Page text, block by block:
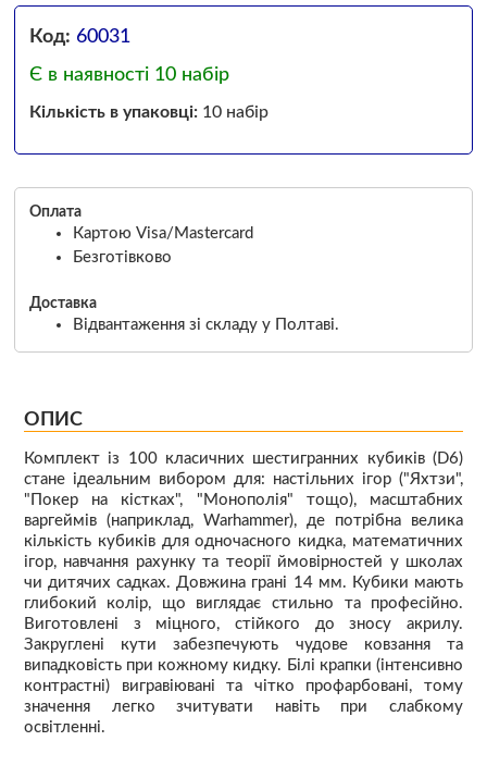
Код: 60031
Є в наявності 10 набір
Кількість в упаковці:10 набір
Оплата
Картою Visa/Mastercard
Безготівково
Доставка
Відвантаження зі складу у Полтаві.
ОПИС
Комплект із 100 класичних шестигранних кубиків (D6)
стане ідеальним вибором для: настільних ігор ("Яхтзи",
"Покер на кістках", "Монополія" тощо), масштабних
варгеймів (наприклад, Warhammer), де потрібна велика
кількість кубиків для одночасного кидка, математичних
ігор, навчання рахунку та теорії ймовірностей у школах
чи дитячих садках. Довжина грані 14 мм. Кубики мають
глибокий колір, що виглядає стильно та професійно.
Виготовлені з міцного, стійкого до зносу акрилу.
Закруглені кути забезпечують чудове ковзання та
випадковість при кожному кидку. Білі крапки (інтенсивно
контрастні) вигравіювані та чітко профарбовані, тому
значення легко зчитувати навіть при слабкому
освітленні.